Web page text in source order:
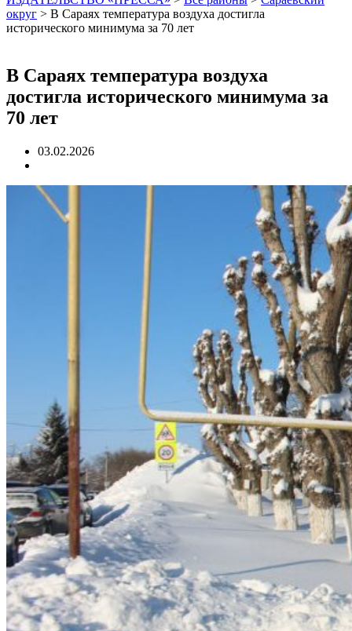
округ > В Сараях температура воздуха достигла
исторического минимума за 70 лет
В Сараях температура воздуха
достигла исторического минимума за
70 лет
03.02.2026